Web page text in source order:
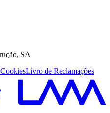
SA
Livro de Reclamações